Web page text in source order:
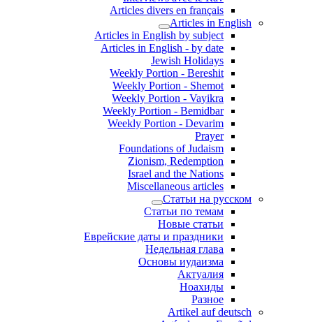
Articles divers en français
Articles in English
Articles in English by subject
Articles in English - by date
Jewish Holidays
Weekly Portion - Bereshit
Weekly Portion - Shemot
Weekly Portion - Vayikra
Weekly Portion - Bemidbar
Weekly Portion - Devarim
Prayer
Foundations of Judaism
Zionism, Redemption
Israel and the Nations
Miscellaneous articles
Статьи на русском
Статьи по темам
Новые статьи
Еврейские даты и праздники
Недельная глава
Основы иудаизма
Актуалия
Ноахиды
Разное
Artikel auf deutsch